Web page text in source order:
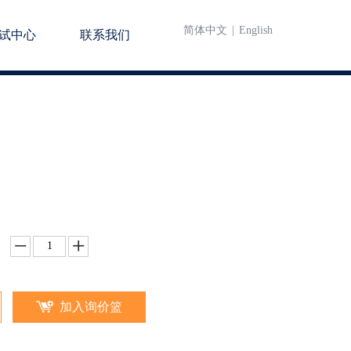
中心 联系我们 简体中文 English
加入询价篮